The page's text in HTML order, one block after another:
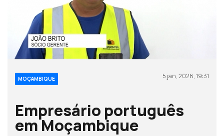
MOÇAMBIQUE 5 jan, 2026, 19:31
Empresário português
em Moçambique